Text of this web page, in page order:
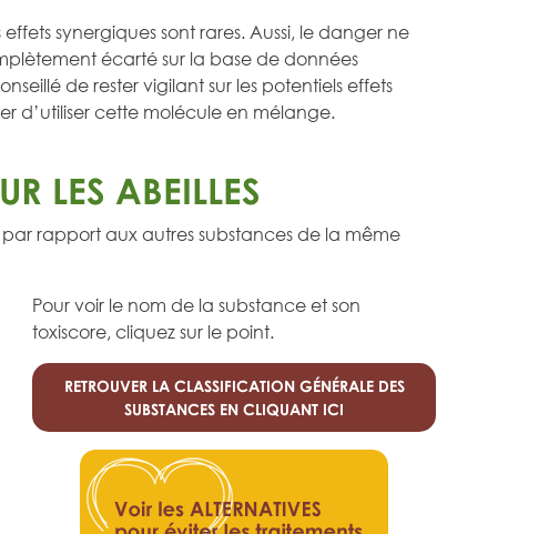
effets synergiques sont rares. Aussi, le danger ne
écarté sur la base de données
de rester vigilant sur les potentiels effets
d’utiliser cette molécule en mélange.
LES ABEILLES
rapport aux autres substances de la même
Pour voir le nom de la substance et son
toxiscore, cliquez sur le point.
RETROUVER LA CLASSIFICATION GÉNÉRALE DES
SUBSTANCES EN CLIQUANT ICI